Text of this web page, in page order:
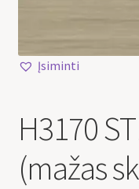
Įsiminti
H3170
(mažas